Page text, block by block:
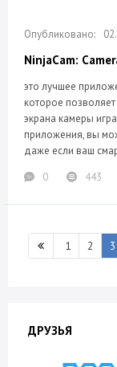
NinjaCam:
это лучшее
которое
экрана камеры
приложения, вы
даже если ваш
0
443
1 2 3
ДРУЗЬЯ